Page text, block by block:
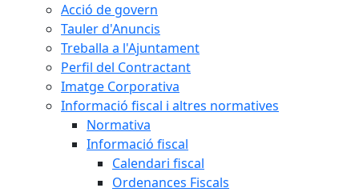
Acció de govern
Tauler d'Anuncis
Treballa a l'Ajuntament
Perfil del Contractant
Imatge Corporativa
Informació fiscal i altres normatives
Normativa
Informació fiscal
Calendari fiscal
Ordenances Fiscals